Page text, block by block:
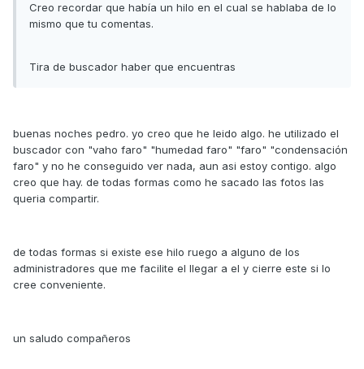
Creo recordar que había un hilo en el cual se hablaba de lo
mismo que tu comentas.
Tira de buscador haber que encuentras
buenas noches pedro. yo creo que he leido algo. he utilizado el
buscador con "vaho faro" "humedad faro" "faro" "condensación
faro" y no he conseguido ver nada, aun asi estoy contigo. algo
creo que hay. de todas formas como he sacado las fotos las
queria compartir.
de todas formas si existe ese hilo ruego a alguno de los
administradores que me facilite el llegar a el y cierre este si lo
cree conveniente.
un saludo compañeros